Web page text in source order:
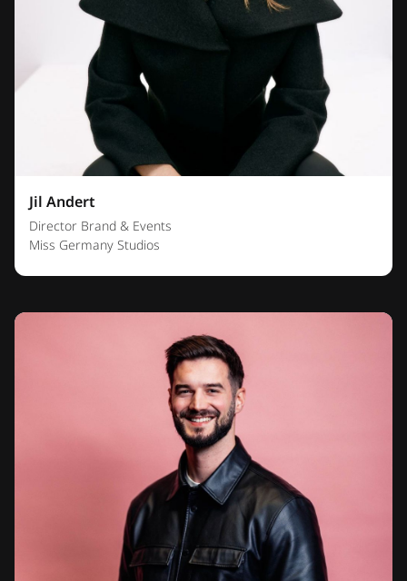
Jil Andert
Director Brand & Events
Miss Germany Studios